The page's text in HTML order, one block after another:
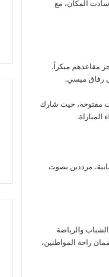
نهائي كأس العالم 2026. أجواء حماسية سادت المكان، مع
مقاعدهم مبكراً.
مفتوحة، حيث شارك
مرددين بصوت
والرياضة
راحة المواطنين،